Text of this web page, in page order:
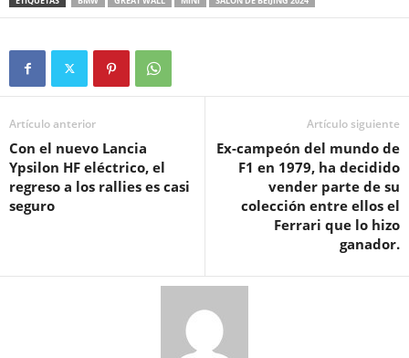
Artículo anterior
Con el nuevo Lancia
Ypsilon HF eléctrico, el
regreso a los rallies es casi
seguro
Artículo siguiente
Ex-campeón del mundo de
F1 en 1979, ha decidido
vender parte de su
colección entre ellos el
Ferrari que lo hizo
ganador.